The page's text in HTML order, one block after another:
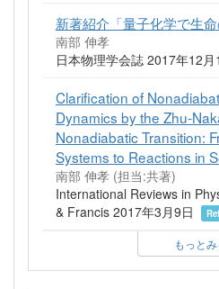
新著紹介「量子化学で生命
南部 伸孝
日本物理学会誌 2017年12月
Clarification of
Dynamics by the Zhu-
Nonadiabatic Transition:
Systems to Reactions in
南部 伸孝 (担当:共著)
International Reviews in
& Francis 2017年3月9日
もっと